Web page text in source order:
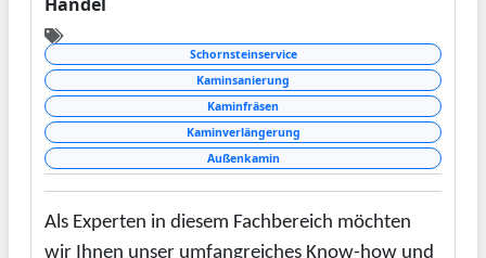
Schornsteinservice
Kaminsanierung
Kaminfräsen
Kaminverlängerung
Außenkamin
Als Experten in diesem Fachbereich möchten
wir Ihnen unser umfangreiches Know-how und